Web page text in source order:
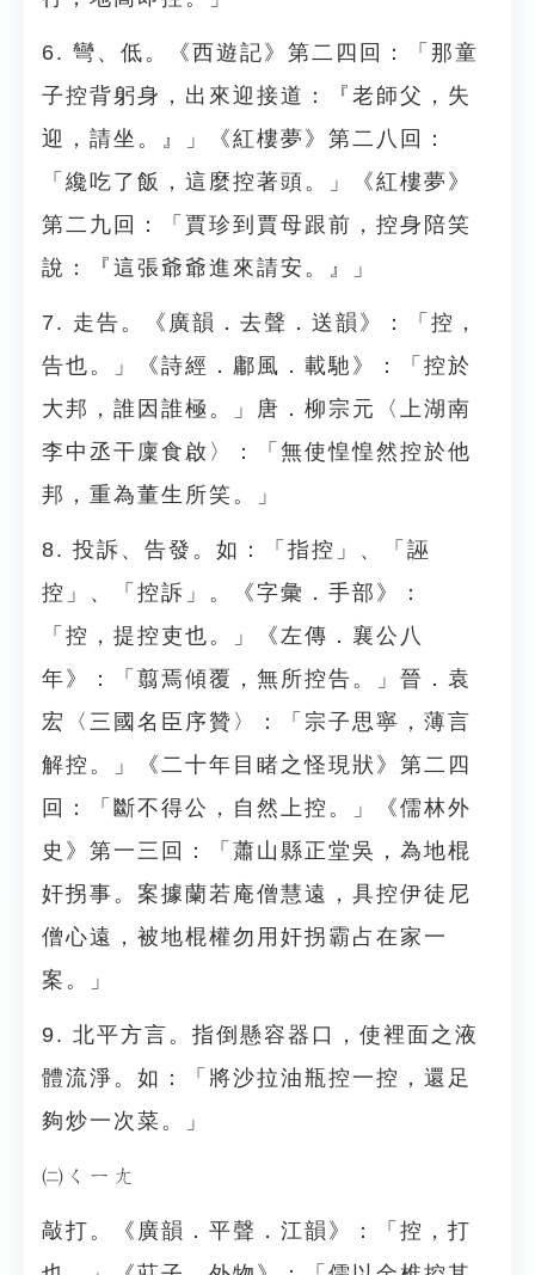
6. 彎、低。《西遊記》第二四回：「那童
子控背躬身，出來迎接道：『老師父，失
迎，請坐。』」《紅樓夢》第二八回：
「纔吃了飯，這麼控著頭。」《紅樓夢》
第二九回：「賈珍到賈母跟前，控身陪笑
說：『這張爺爺進來請安。』」
7. 走告。《廣韻．去聲．送韻》：「控，
告也。」《詩經．鄘風．載馳》：「控於
大邦，誰因誰極。」唐．柳宗元〈上湖南
李中丞干廩食啟〉：「無使惶惶然控於他
邦，重為董生所笑。」
8. 投訴、告發。如：「指控」、「誣
控」、「控訴」。《字彙．手部》：
「控，提控吏也。」《左傳．襄公八
年》：「翦焉傾覆，無所控告。」晉．袁
宏〈三國名臣序贊〉：「宗子思寧，薄言
解控。」《二十年目睹之怪現狀》第二四
回：「斷不得公，自然上控。」《儒林外
史》第一三回：「蕭山縣正堂吳，為地棍
奸拐事。案據蘭若庵僧慧遠，具控伊徒尼
僧心遠，被地棍權勿用奸拐霸占在家一
案。」
9. 北平方言。指倒懸容器口，使裡面之液
體流淨。如：「將沙拉油瓶控一控，還足
夠炒一次菜。」
㈡ㄑㄧㄤ
敲打。《廣韻．平聲．江韻》：「控，打